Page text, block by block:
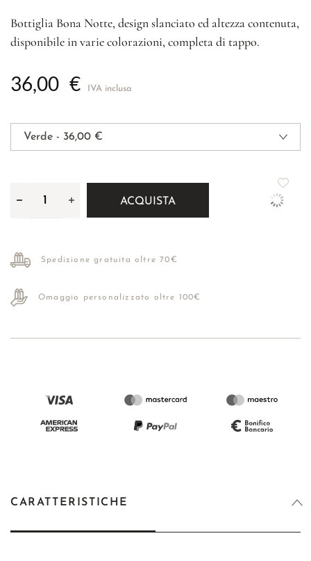
Bottiglia Bona Notte, design slanciato ed altezza contenuta,
disponibile in varie colorazioni, completa di tappo.
36,00 € IVA inclusa
ACQUISTA
Spedizione gratuita oltre 70€
Omaggio personalizzato oltre 100€
CARATTERISTICHE